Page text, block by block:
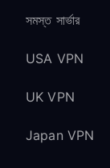
সমস্ত সার্ভার
USA VPN
UK VPN
Japan VPN